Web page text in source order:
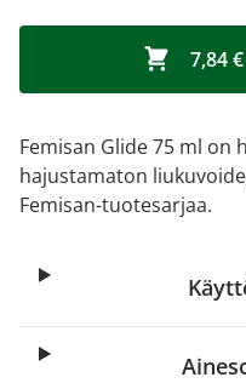
7,84 €
Femisan Glide 75 ml on
hajustamaton
Femisan-tuotesarjaa.